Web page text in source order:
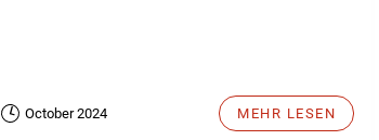
October 2024 MEHR LESEN